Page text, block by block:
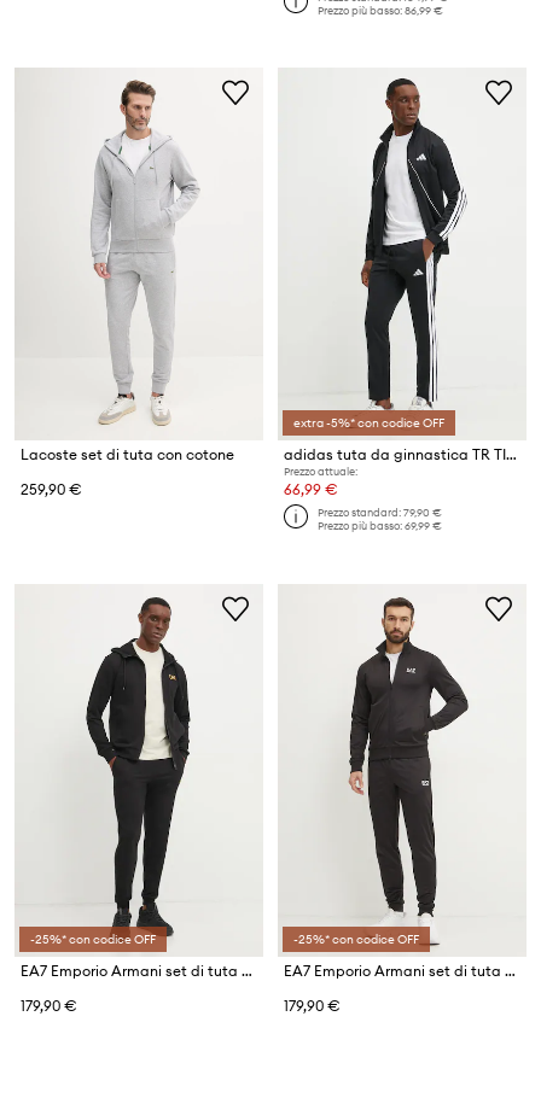
Prezzo più basso:86,99 €
Lacoste set di tuta con cotone
259,90 €
extra -5%* con codice OFF
adidas tuta da ginnastica TR TIRO TS
Prezzo attuale:
66,99 €
Prezzo standard:79,90 €
Prezzo più basso:69,99 €
-25%* con codice OFF
EA7 Emporio Armani set di tuta da uomo in cotone
179,90 €
-25%* con codice OFF
EA7 Emporio Armani set di tuta da uomo
179,90 €